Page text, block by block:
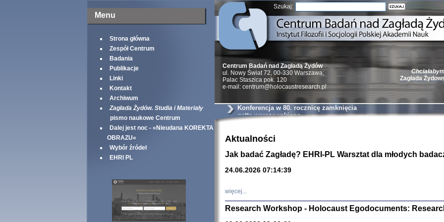
Menu
Strona główna
Zespół Centrum
Badania
Publikacje
Linki
Kontakt
Archiwum
Zagłada Żydów. Studia i Materiały
pismo naukowe Centrum
Dalej jest noc - »Nieudana KOREKTA
OBRAZU«
Wybór źródeł
EHRI PL
Szukaj:
Zagłada
Natalia Aleksiun,
Deborah Dash
Turski, Laurence
Centrum Badań nad Zagładą Żydów
ul. Nowy Świat 72, 00-330 Warszawa;
Palac Staszica pok. 120
e-mail: centrum@holocaustresearch.pl
Konferencja w 80. rocznicę zamknięcia
getta warszawskiego
Aktualności
Jak badać Zagładę? EHRI-PL Warsztat dla młodych
24.06.2026 07:14:39
więcej...
Research Workshop - Holocaust Egodocuments: